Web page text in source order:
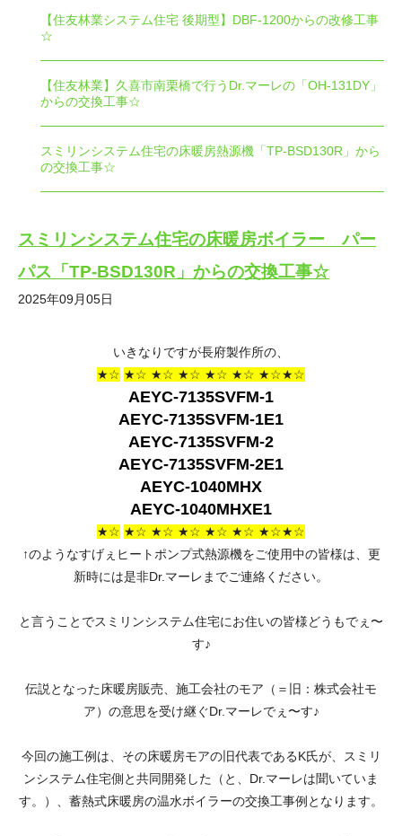
【住友林業システム住宅 後期型】DBF-1200からの改修工事
☆
【住友林業】久喜市南栗橋で行うDr.マーレの「OH-131DY」
からの交換工事☆
スミリンシステム住宅の床暖房熱源機「TP-BSD130R」から
の交換工事☆
スミリンシステム住宅の床暖房ボイラー パー
パス「TP-BSD130R」からの交換工事☆
2025年09月05日
いきなりですが長府製作所の、
★☆ ★☆ ★☆ ★☆ ★☆ ★☆ ★☆★☆
AEYC-7135SVFM-1
AEYC-7135SVFM-1E1
AEYC-7135SVFM-2
AEYC-7135SVFM-2E1
AEYC-1040MHX
AEYC-1040MHXE1
★☆ ★☆ ★☆ ★☆ ★☆ ★☆ ★☆★☆
↑のようなすげぇヒートポンプ式熱源機をご使用中の皆様は、更
新時には是非Dr.マーレまでご連絡ください。
と言うことでスミリンシステム住宅にお住いの皆様どうもでぇ〜
す♪
伝説となった床暖房販売、施工会社のモア（＝旧：株式会社モ
ア）の意思を受け継ぐDr.マーレでぇ〜す♪
今回の施工例は、その床暖房モアの旧代表であるK氏が、スミリ
ンシステム住宅側と共同開発した（と、Dr.マーレは聞いていま
す。）、蓄熱式床暖房の温水ボイラーの交換工事例となります。